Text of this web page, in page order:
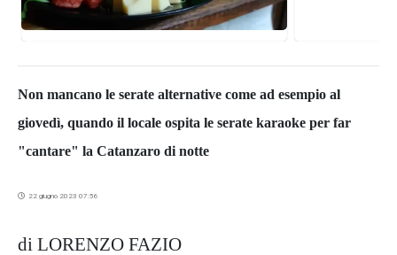
Non mancano le serate alternative come ad esempio al
giovedì, quando il locale ospita le serate karaoke per far
"cantare" la Catanzaro di notte
22 giugno 2023 07:56
di LORENZO FAZIO